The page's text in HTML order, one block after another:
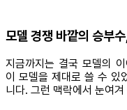
모델 경쟁 바깥의 승부
지금까지는 결국 모델의
이 모델을 제대로 쓸 수 있
니다. 그런 맥락에서 눈여